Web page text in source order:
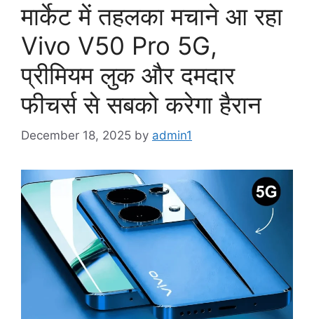
मार्केट में तहलका मचाने आ रहा
Vivo V50 Pro 5G,
प्रीमियम लुक और दमदार
फीचर्स से सबको करेगा हैरान
December 18, 2025 by admin1